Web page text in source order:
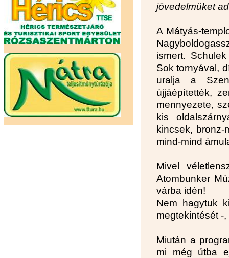
jövedelmüket
A Mátyás-
ismert.
Sok tornyával,
uralja a
újjáépítették,
mennyezete,
kis
kincsek, bronz-
mind-mind
Mivel
Atombunker
várba idén!
Nem hagytuk
megtekintését -
Miután a
mi még útba